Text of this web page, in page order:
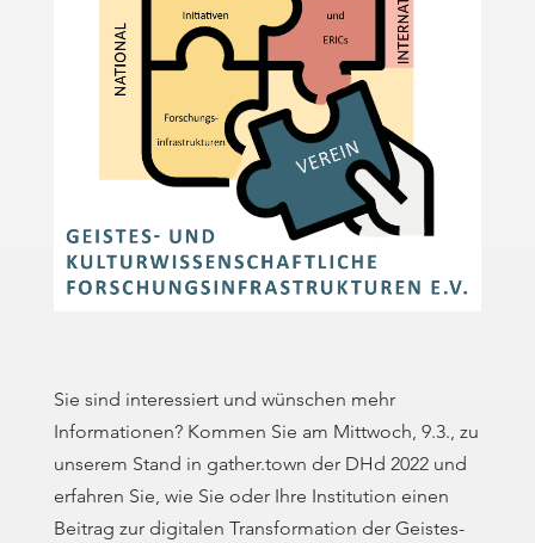
Sie sind interessiert und wünschen mehr
Informationen? Kommen Sie am Mittwoch, 9.3., zu
unserem Stand in gather.town der DHd 2022 und
erfahren Sie, wie Sie oder Ihre Institution einen
Beitrag zur digitalen Transformation der Geistes-